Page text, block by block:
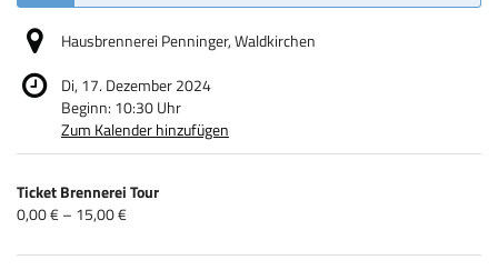
Hausbrennerei Penninger, Waldkirchen
Di, 17. Dezember 2024
Beginn: 10:30Uhr
Zum Kalender hinzufügen
Produkte
Unkategorisierte
Produkte
Ticket Brennerei Tour
von
bis
0,00 € – 15,00 €